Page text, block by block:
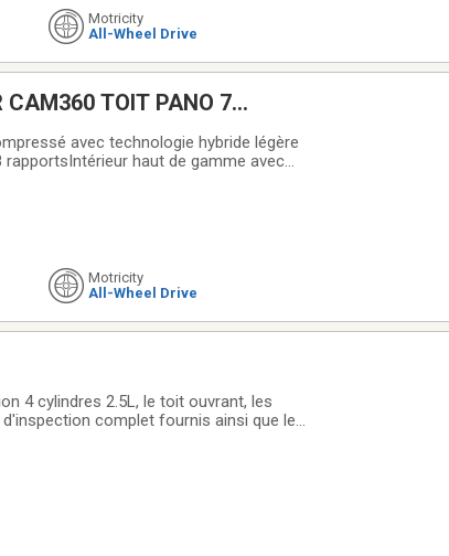
Motricity
All-Wheel Drive
CAM360 TOIT PANO 7
avec technologie hybride légère
haut de gamme avec
Motricity
All-Wheel Drive
4 cylindres 2.5L, le toit ouvrant, les
complet fournis ainsi que le